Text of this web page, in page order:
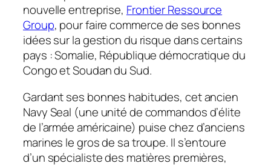
nouvelle entreprise, Frontier Ressource
Group, pour faire commerce de ses bonnes
idées sur la gestion du risque dans certains
pays : Somalie, République démocratique du
Congo et Soudan du Sud.
Gardant ses bonnes habitudes, cet ancien
Navy Seal (une unité de commandos d’élite
de l’armée américaine) puise chez d’anciens
marines le gros de sa troupe. Il s’entoure
d’un spécialiste des matières premières,